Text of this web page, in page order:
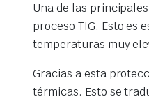
Una de las
proceso TIG. Esto es
temperaturas muy
Gracias a esta
térmicas. Esto se